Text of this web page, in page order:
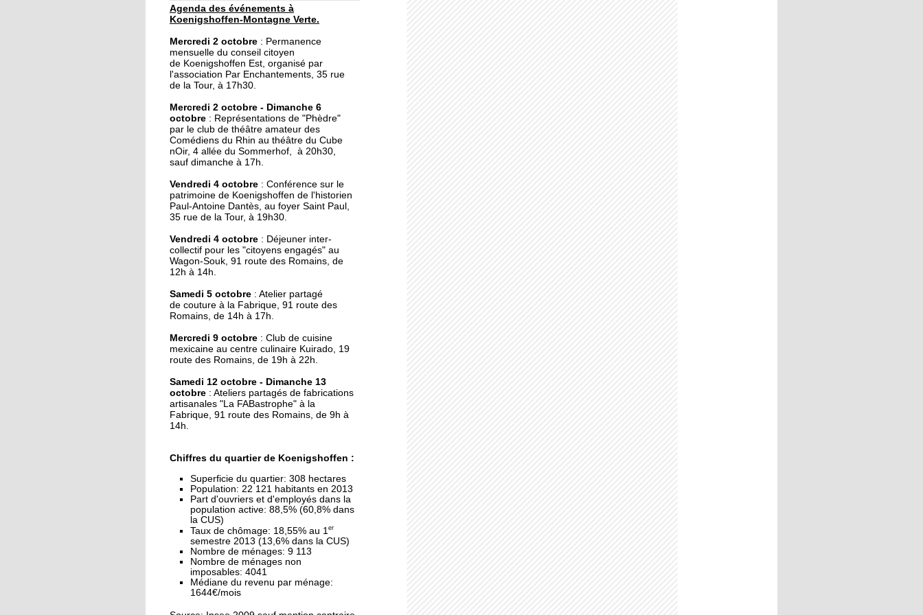
30 septembre 2019
Un dimanche festif à la
Montagne-Verte
29 septembre 2019
Le local de l'école de
musique du CSC restauré
28 septembre 2019
Une épicerie solidaire
ouvre dans l'Hôtel de la
rue
28 septembre 2019
Vide-grenier au foyer
Saint-Arbogast ce
dimanche
27 septembre 2019
J'ai testé pour vous la
danse Kpop
27 septembre 2019
Une maison mitoyenne
détruite par un incendie
26 septembre 2019
Hohberg ce vendredi
26 septembre 2019
La fête de rentrée de la
Montagne-Verte signe
son retour
25 septembre 2019
Le CSC Camille Claus
embauche des CDD pour
Agenda des événements à
Koenigshoffen-Montagne Verte.
Mercredi 2 octobre : Permanence
mensuelle du conseil citoyen
de Koenigshoffen Est, organisé par
l'association Par Enchantements, 35 rue
de la Tour, à 17h30.
Mercredi 2 octobre - Dimanche 6
octobre : Représentations de "Phèdre"
par le club de théâtre amateur des
Comédiens du Rhin au théâtre du Cube
nOir, 4 allée du Sommerhof, à 20h30,
sauf dimanche à 17h.
Vendredi 4 octobre : Conférence sur le
patrimoine de Koenigshoffen de l'historien
Paul-Antoine Dantès, au foyer Saint Paul,
35 rue de la Tour, à 19h30.
Vendredi 4 octobre : Déjeuner inter-
collectif pour les "citoyens engagés" au
Wagon-Souk, 91 route des Romains, de
12h à 14h.
Samedi 5 octobre : Atelier partagé
de couture à la Fabrique, 91 route des
Romains, de 14h à 17h.
Mercredi 9 octobre : Club de cuisine
mexicaine au centre culinaire Kuirado, 19
route des Romains, de 19h à 22h.
Samedi 12 octobre - Dimanche 13
octobre : Ateliers partagés de fabrications
artisanales "La FABastrophe" à la
Fabrique, 91 route des Romains, de 9h à
14h.
Chiffres du quartier de Koenigshoffen :
Superficie du quartier: 308 hectares
Population: 22 121 habitants en 2013
Part d'ouvriers et d'employés dans la
population active: 88,5% (60,8% dans
la CUS)
Taux de chômage: 18,55% au 1 er
semestre 2013 (13,6% dans la CUS)
Nombre de ménages: 9 113
Nombre de ménages non
imposables: 4041
Médiane du revenu par ménage:
1644€/mois